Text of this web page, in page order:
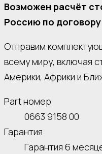
Возможен расчёт
Россию по
Отправим
всему миру, включая
Америки, Африки и
Part номер
0663 9158 00
Гарантия
Гарантия 6